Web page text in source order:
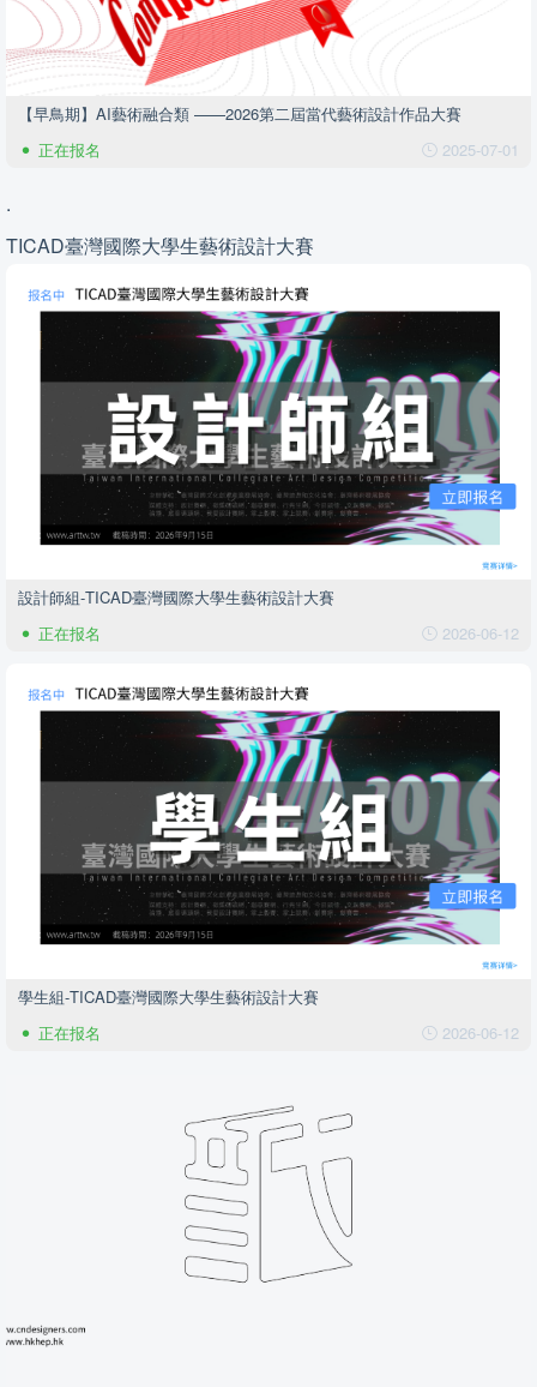
【早鳥期】AI藝術融合類 ——2026第二屆當代藝術設計作品大賽
2025-07-01
正在报名
.
TICAD臺灣國際大學生藝術設計大賽
設計師組-TICAD臺灣國際大學生藝術設計大賽
2026-06-12
正在报名
學生組-TICAD臺灣國際大學生藝術設計大賽
2026-06-12
正在报名